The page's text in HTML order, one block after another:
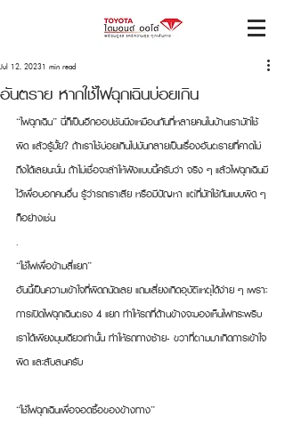
อันตราย หากใช้ไฟฉุกเฉินบ่อยเกิน
Jul 12, 20231 min read
“ไฟฉุกเฉิน” นี่ก็เป็นอีกออปชันนึงเหมือนกันที่หลายคนในบ้านเรามักใช้
ผิด แล้วรู้มั้ย? ถ้าเราใช้บ่อยเกินไปมันกลายเป็นเรื่องอันตรายที่คาดไม่
ถึงได้เลยนะนั่น ถ้าไม่เชื่อจะเล่าให้ฟังแบบนี้ครับว่า จริง ๆ แล้วไฟฉุกเฉินมี
ไว้เพื่อบอกคนอื่น รู้ว่ารถเราเสีย หรือมีปัญหา แต่ที่มักใช้กันแบบผิด ๆ
ก็อย่างเช่น
.
“ใช้ไฟเพื่อข้ามสี่แยก”
อันนี้เป็นความเข้าใจที่ผิดถนัดเลย แถมเสี่ยงเกิดอุบัติเหตุได้ง่าย ๆ เพราะ
การเปิดไฟฉุกเฉินตรง 4 แยก ทำให้รถที่ด้านข้างจะมองเห็นไฟกระพริบ
เราได้เพียงมุมเดียวเท่านั้น ทำให้รถทางซ้าย- ขวาที่ตามมาเกิดการเข้าใจ
ผิด และสับสนครับ
“ใช้ไฟฉุกเฉินเพื่อจอดซื้อของข้างทาง”